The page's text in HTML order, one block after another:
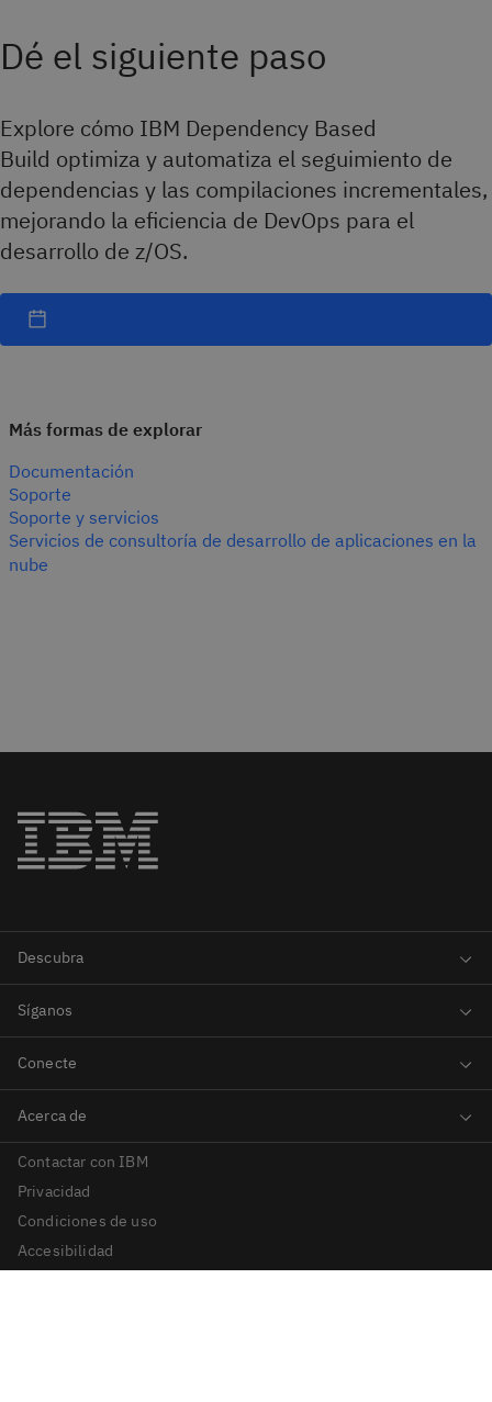
Dé el siguiente paso
Explore cómo IBM Dependency Based
Build optimiza y automatiza el seguimiento de
dependencias y las compilaciones incrementales,
mejorando la eficiencia de DevOps para el
desarrollo de z/OS.
Más formas de explorar
Documentación
Soporte
Soporte y servicios
Servicios de consultoría de desarrollo de aplicaciones en la
nube
Contactar con IBM
Privacidad
Condiciones de uso
Accesibilidad